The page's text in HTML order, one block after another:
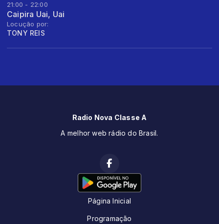
21:00 - 22:00
Caipira Uai, Uai
Locução por:
TONY REIS
Radio Nova Classe A
A melhor web rádio do Brasil.
Página Inicial
Programação